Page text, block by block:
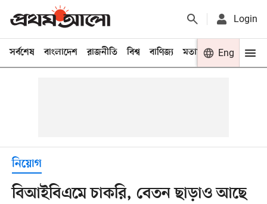
Login
সর্বশেষ বাংলাদেশ রাজনীতি বিশ্ব বাণিজ্য মতামত খেলা
Eng
নিয়োগ
বিআইবিএমে চাকরি, বেতন ছাড়াও আছে